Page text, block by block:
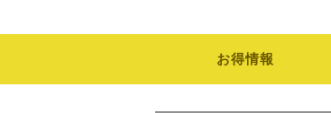
お得情報